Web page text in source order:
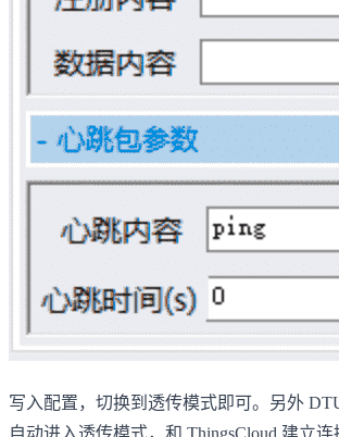
写入配置，切换到透传模式即可。另外
自动进入透传模式，和 ThingsCloud 建立连